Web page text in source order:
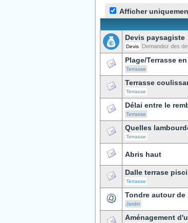
Afficher
Devis paysagiste
Devis Demandez des
Plage/Terrasse
Terrasse
Terrasse
Terrasse
Délai entre le
Terrasse
Quelles
Terrasse
Abris haut
Dalle terrase
Terrasse
Tondre autour de
Jardin
Aménagement